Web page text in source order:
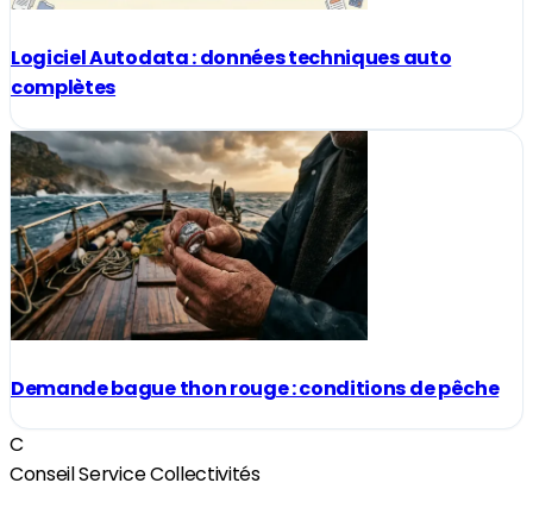
Logiciel Autodata : données techniques auto
complètes
Demande bague thon rouge : conditions de pêche
C
Conseil Service Collectivités